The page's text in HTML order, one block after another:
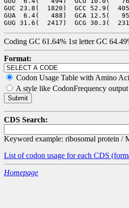
GUC 23.8(  1820)  GCC 52.9(
GUA  6.4(   488)  GCA 12.5(
Coding GC 61.64% 1st letter GC
Format:
Codon Usage Table with Amino
A style like CodonFrequency
CDS Search:
Keyword example: ribosomal protein /
List of codon usage for each CDS
Homepage